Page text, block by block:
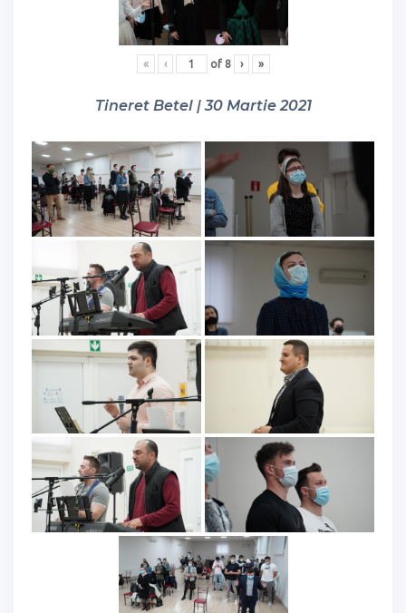
« ‹ of 8 › »
Tineret Betel | 30 Martie 2021